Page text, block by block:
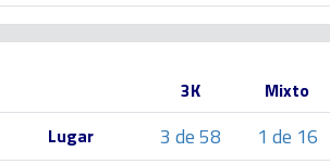
3K Mixto
Lugar
3 de 58 1 de 16